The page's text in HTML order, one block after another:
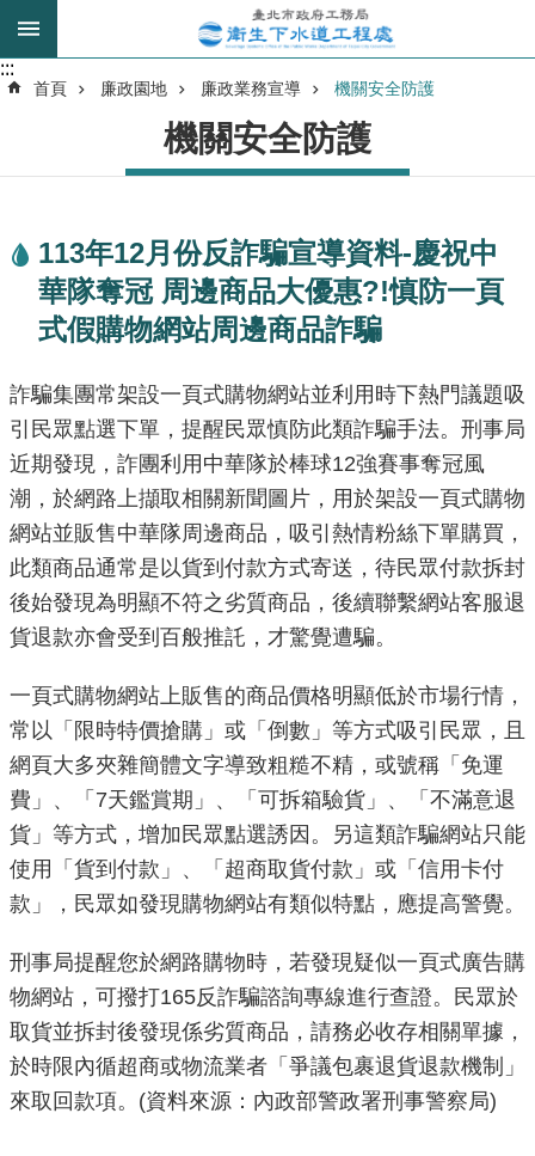
跳到主要內容區塊
進
我
的
身
分
公
告
訊
息
機
關
介
業
務
資
訊
府
訊
公
開
重
:::
:::
首頁 廉政園地 廉政業務宣導 機關安全防護
機關安全防護
113年12月份反詐騙宣導資料-慶祝中
華隊奪冠 周邊商品大優惠?!慎防一頁
式假購物網站周邊商品詐騙
詐騙集團常架設一頁式購物網站並利用時下熱門議題吸
引民眾點選下單，提醒民眾慎防此類詐騙手法。刑事局
近期發現，詐團利用中華隊於棒球12強賽事奪冠風
潮，於網路上擷取相關新聞圖片，用於架設一頁式購物
網站並販售中華隊周邊商品，吸引熱情粉絲下單購買，
此類商品通常是以貨到付款方式寄送，待民眾付款拆封
後始發現為明顯不符之劣質商品，後續聯繫網站客服退
貨退款亦會受到百般推託，才驚覺遭騙。
一頁式購物網站上販售的商品價格明顯低於市場行情，
常以「限時特價搶購」或「倒數」等方式吸引民眾，且
網頁大多夾雜簡體文字導致粗糙不精，或號稱「免運
費」、「7天鑑賞期」、「可拆箱驗貨」、「不滿意退
貨」等方式，增加民眾點選誘因。另這類詐騙網站只能
使用「貨到付款」、「超商取貨付款」或「信用卡付
款」，民眾如發現購物網站有類似特點，應提高警覺。
刑事局提醒您於網路購物時，若發現疑似一頁式廣告購
物網站，可撥打165反詐騙諮詢專線進行查證。民眾於
取貨並拆封後發現係劣質商品，請務必收存相關單據，
於時限內循超商或物流業者「爭議包裹退貨退款機制」
來取回款項。(資料來源：內政部警政署刑事警察局)